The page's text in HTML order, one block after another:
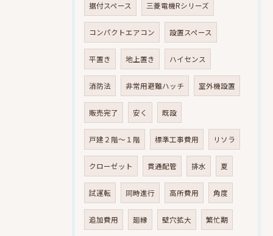
据付スペース 三菱電機Rシリーズ
コンパクトエアコン 設置スペース
平置き 地上置き ハイセンス
消防法 非常用避難ハッチ 室外機設置
販売完了 安く 既設
戸建２階～１階 標準工事費用 リソラ
クローゼット 貫通配管 排水 夏
試運転 同時進行 高所費用 角度
追加費用 廻縁 壁穴拡大 繁忙期